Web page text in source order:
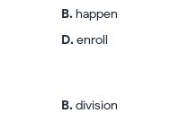
B.happen
D.enroll
B.division